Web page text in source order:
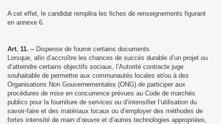
A cet effet, le candidat remplira les fiches de renseignements figurant
en annexe 6.
Art. 11. – Dispense de fournir certains documents.
Lorsque, afin d’accroître les chances de succès durable d’un projet ou
d’atteindre certains objectifs sociaux, l’Autorité contracte juge
souhaitable de permettre aux communautés locales et/ou à des
Organisations Non Gouvernementales (ONG) de participer aux
procédures de mise en concurrence prévues au Code de marchés
publics pour la fourniture de services ou d’intensifier l’utilisation du
savoir-faire et des matériaux locaux ou d’employer des méthodes de
fortes intensité de main d’œuvre et d’autres technologies appropriées,